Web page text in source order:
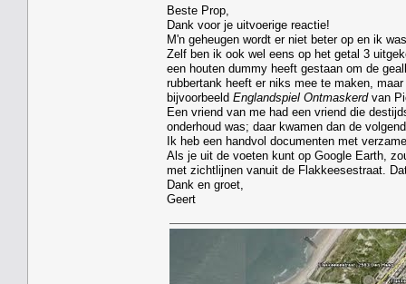
Beste Prop,
Dank voor je uitvoerige reactie!
M'n geheugen wordt er niet beter op en ik
Zelf ben ik ook wel eens op het getal 3
een houten dummy heeft gestaan om de
rubbertank heeft er niks mee te maken,
bijvoorbeeld Englandspiel Ontmaskerdvan
Een vriend van me had een vriend die
onderhoud was; daar kwamen dan de
Ik heb een handvol documenten met
Als je uit de voeten kunt op Google Earth,
met zichtlijnen vanuit de Flakkeesestraat.
Dank en groet,
Geert